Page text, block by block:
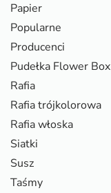
Papier
Popularne
Producenci
Pudełka Flower Box
Rafia
Rafia trójkolorowa
Rafia włoska
Siatki
Susz
Taśmy